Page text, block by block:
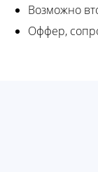
Возможно
Оффер,